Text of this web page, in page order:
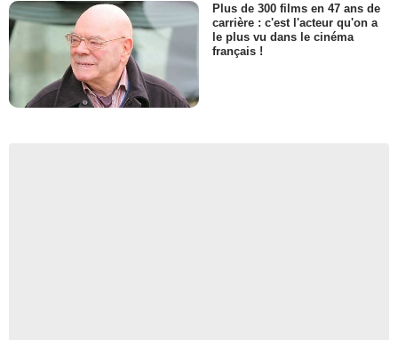
Plus de 300 films en 47 ans de
carrière : c'est l'acteur qu'on a
le plus vu dans le cinéma
français !